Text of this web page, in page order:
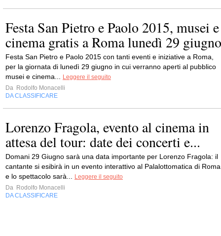
Festa San Pietro e Paolo 2015, musei e
cinema gratis a Roma lunedì 29 giugno
Festa San Pietro e Paolo 2015 con tanti eventi e iniziative a Roma,
per la giornata di lunedì 29 giugno in cui verranno aperti al pubblico
musei e cinema...
Leggere il seguito
Da Rodolfo Monacelli
DA CLASSIFICARE
Lorenzo Fragola, evento al cinema in
attesa del tour: date dei concerti e...
Domani 29 Giugno sarà una data importante per Lorenzo Fragola: il
cantante si esibirà in un evento interattivo al Palalottomatica di Roma
e lo spettacolo sarà...
Leggere il seguito
Da Rodolfo Monacelli
DA CLASSIFICARE